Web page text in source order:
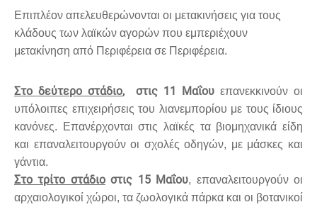
Επιπλέον απελευθερώνονται οι μετακινήσεις για τους
κλάδους των λαϊκών αγορών που εμπεριέχουν
μετακίνηση από Περιφέρεια σε Περιφέρεια.
Στο δεύτερο στάδιο, στις 11 Μαΐου επανεκκινούν οι
υπόλοιπες επιχειρήσεις του λιανεμπορίου με τους ίδιους
κανόνες. Επανέρχονται στις λαϊκές τα βιομηχανικά είδη
και επαναλειτουργούν οι σχολές οδηγών, με μάσκες και
γάντια.
Στο τρίτο στάδιοστις 15 Μαΐου, επαναλειτουργούν οι
αρχαιολογικοί χώροι, τα ζωολογικά πάρκα και οι βοτανικοί